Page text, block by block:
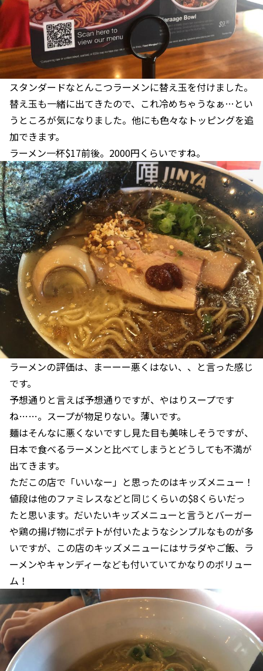
スタンダードなとんこつラーメンに替え玉を付けました。
替え玉も一緒に出てきたので、これ冷めちゃうなぁ…とい
うところが気になりました。他にも色々なトッピングを追
加できます。
ラーメン一杯$17前後。2000円くらいですね。
ラーメンの評価は、まーーー悪くはない、、と言った感じ
です。
予想通りと言えば予想通りですが、やはりスープです
ね……。スープが物足りない。薄いです。
麺はそんなに悪くないですし見た目も美味しそうですが、
日本で食べるラーメンと比べてしまうとどうしても不満が
出てきます。
ただこの店で「いいなー」と思ったのはキッズメニュー！
値段は他のファミレスなどと同じくらいの$8くらいだっ
たと思います。だいたいキッズメニューと言うとバーガー
や鶏の揚げ物にポテトが付いたようなシンプルなものが多
いですが、この店のキッズメニューにはサラダやご飯、ラ
ーメンやキャンディーなども付いていてかなりのボリュー
ム！